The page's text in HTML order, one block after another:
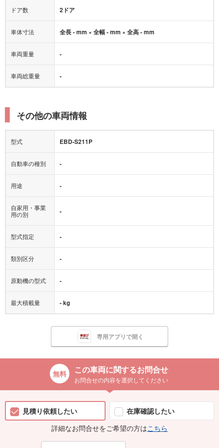
ドア数 2ドア
車体寸法 全長 - mm × 全幅 - mm × 全高 - mm
車両重量 -
車両総重量 -
その他の車両情報
型式 EBD-S211P
自動車の種別 -
用途 -
自家用・事業
用の別
-
型式指定 -
類別区分 -
原動機の型式 -
最大積載量 - kg
専用アプリで開く
この車両に関するお問合せ
お問合せの内容を選択してください
見積り依頼したい
在庫確認したい
詳細なお問合せをご希望の方はこちら